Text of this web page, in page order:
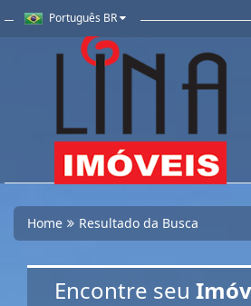
Português BR
Home Resultado da Busca
Encontre seu